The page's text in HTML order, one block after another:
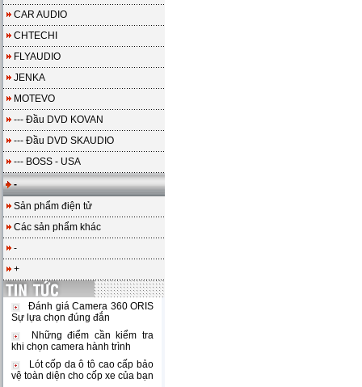
CAR AUDIO
CHTECHI
FLYAUDIO
JENKA
MOTEVO
--- Đầu DVD KOVAN
--- Đầu DVD SKAUDIO
--- BOSS - USA
-
Sản phẩm điện tử
Các sản phẩm khác
-
+
Đánh giá Camera 360 ORIS
Sự lựa chọn đúng đắn
Những điểm cần kiểm tra
khi chọn camera hành trình
Lót cốp da ô tô cao cấp bảo
vệ toàn diện cho cốp xe của bạn